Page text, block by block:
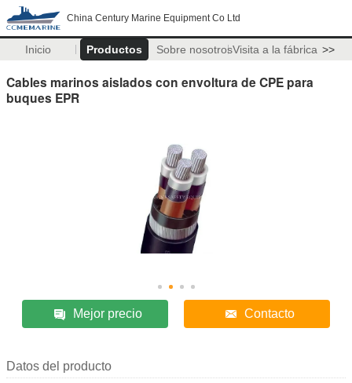
China Century Marine Equipment Co Ltd
Inicio Productos Sobre nosotrosVisita a la fábrica >>
Cables marinos aislados con envoltura de CPE para
buques EPR
Mejor precio Contacto
Datos del producto